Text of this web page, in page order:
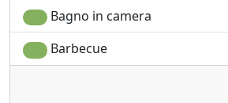
Bagno in camera
Barbecue